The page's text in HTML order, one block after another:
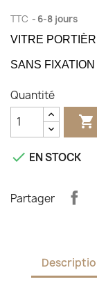
TTC 6-8 jours
VITRE
SANS
Quantité

 EN STOCK
Partager